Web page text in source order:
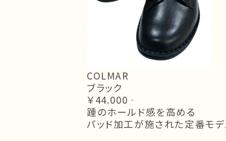
COLMAR
ブラック
￥44.000‐
踵のホールド感を高める
パッド加工が施された定番モ